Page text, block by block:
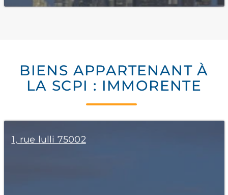
BIENS APPARTENANT À
LA SCPI : IMMORENTE
1, rue lulli 75002